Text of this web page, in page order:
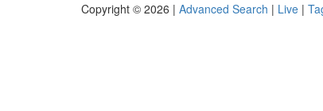
Copyright © 2026 | Advanced Search | Live |